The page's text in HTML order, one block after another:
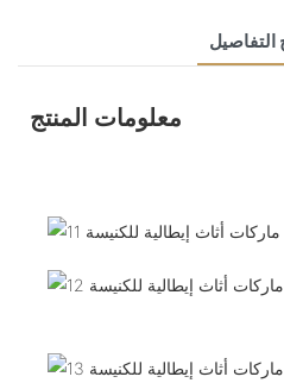
التفاصيل
معلومات المنتج